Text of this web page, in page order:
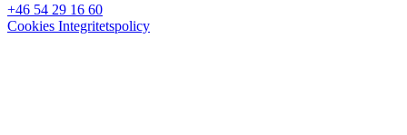
+46 54 29 16 60
Cookies Integritetspolicy